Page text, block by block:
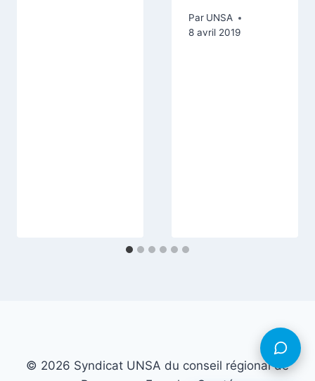
Par UNSA
8 avril 2019
© 2026 Syndicat UNSA du conseil régional de